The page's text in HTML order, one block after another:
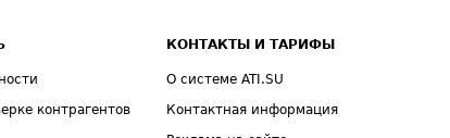
контрагентов
КОНТАКТЫ И ТАРИФЫ
О системе ATI.SU
Контактная информация